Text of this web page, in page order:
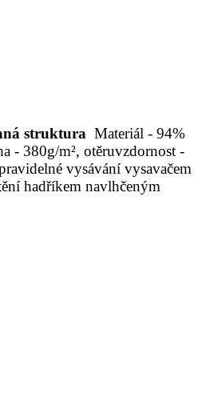
struktura Materiál - 94%
- 380g/m², otěruvzdornost -
vysávání vysavačem
hadříkem navlhčeným